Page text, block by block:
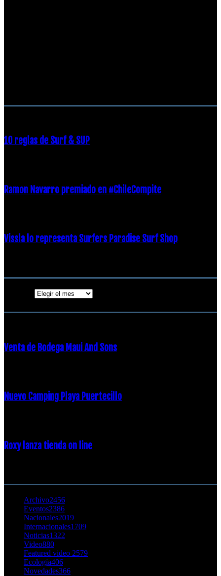
10 reglas de Surf & SUP
Ramon Navarro premiado en #ChileCompite
Vissla lo representa Surfers Paradise Surf Shop
Venta de Bodega Maui And Sons
Nuevo Camping Playa Puertecillo
Roxy lanza tienda on line
Archivo2456
Eventos2386
Nacionales2019
Internacionales1709
Noticias1322
Video880
Featured video 2579
Ecología406
Novedades366